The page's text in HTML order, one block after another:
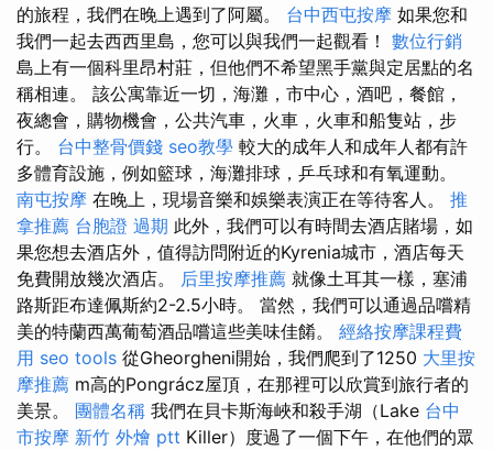
的旅程，我們在晚上遇到了阿屬。 台中西屯按摩 如果您和
我們一起去西西里島，您可以與我們一起觀看！ 數位行銷
島上有一個科里昂村莊，但他們不希望黑手黨與定居點的名
稱相連。 該公寓靠近一切，海灘，市中心，酒吧，餐館，
夜總會，購物機會，公共汽車，火車，火車和船隻站，步
行。 台中整骨價錢 seo教學 較大的成年人和成年人都有許
多體育設施，例如籃球，海灘排球，乒乓球和有氧運動。
南屯按摩 在晚上，現場音樂和娛樂表演正在等待客人。 推
拿推薦 台胞證 過期 此外，我們可以有時間去酒店賭場，如
果您想去酒店外，值得訪問附近的Kyrenia城市，酒店每天
免費開放幾次酒店。 后里按摩推薦 就像土耳其一樣，塞浦
路斯距布達佩斯約2-2.5小時。 當然，我們可以通過品嚐精
美的特蘭西萬葡萄酒品嚐這些美味佳餚。 經絡按摩課程費
用 seo tools 從Gheorgheni開始，我們爬到了1250 大里按
摩推薦 m高的Pongrácz屋頂，在那裡可以欣賞到旅行者的
美景。 團體名稱 我們在貝卡斯海峽和殺手湖（Lake 台中
市按摩 新竹 外燴 ptt Killer）度過了一個下午，在他們的眾